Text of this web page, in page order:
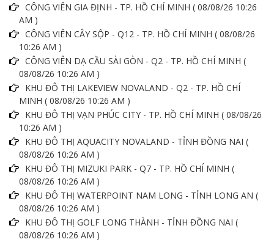
CÔNG VIÊN GIA ĐỊNH - TP. HỒ CHÍ MINH ( 08/08/26 10:26
AM )
CÔNG VIÊN CÂY SỘP - Q12 - TP. HỒ CHÍ MINH ( 08/08/26
10:26 AM )
CÔNG VIÊN DẠ CẦU SÀI GÒN - Q2 - TP. HỒ CHÍ MINH (
08/08/26 10:26 AM )
KHU ĐÔ THỊ LAKEVIEW NOVALAND - Q2 - TP. HỒ CHÍ
MINH ( 08/08/26 10:26 AM )
KHU ĐÔ THỊ VẠN PHÚC CITY - TP. HỒ CHÍ MINH ( 08/08/26
10:26 AM )
KHU ĐÔ THỊ AQUACITY NOVALAND - TỈNH ĐỒNG NAI (
08/08/26 10:26 AM )
KHU ĐÔ THỊ MIZUKI PARK - Q7 - TP. HỒ CHÍ MINH (
08/08/26 10:26 AM )
KHU ĐÔ THỊ WATERPOINT NAM LONG - TỈNH LONG AN (
08/08/26 10:26 AM )
KHU ĐÔ THỊ GOLF LONG THÀNH - TỈNH ĐỒNG NAI (
08/08/26 10:26 AM )